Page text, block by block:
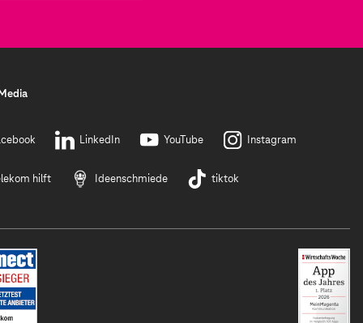
LinkedIn YouTube Instagram
hilft Ideenschmiede tiktok